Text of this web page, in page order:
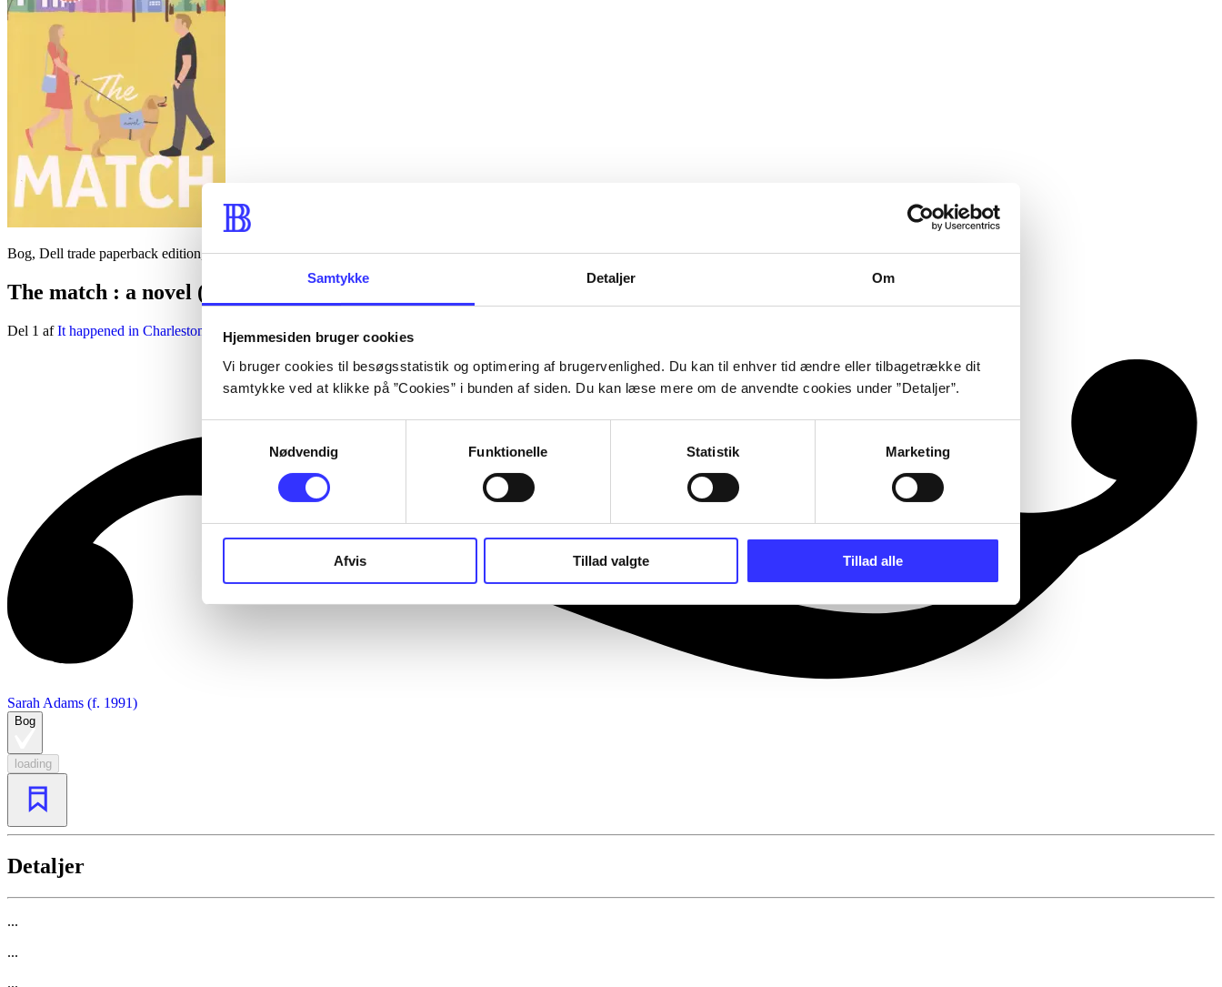
Samtykke Detaljer Om
Hjemmesiden bruger cookies
Vi bruger cookies til besøgsstatistik og optimering af brugervenlighed. Du kan til enhver tid ændre eller tilbagetrække dit
samtykke ved at klikke på ”Cookies” i bunden af siden. Du kan læse mere om de anvendte cookies under ”Detaljer”.
Nødvendig
Funktionelle Statistik Marketing
Afvis Tillad valgte Tillad alle
Bog, Dell trade paperback edition, 2024
The match : a novel (engelsk)
Del 1 afIt happened in Charleston
Sarah Adams (f. 1991)
Bog
loading
Detaljer
...
...
...